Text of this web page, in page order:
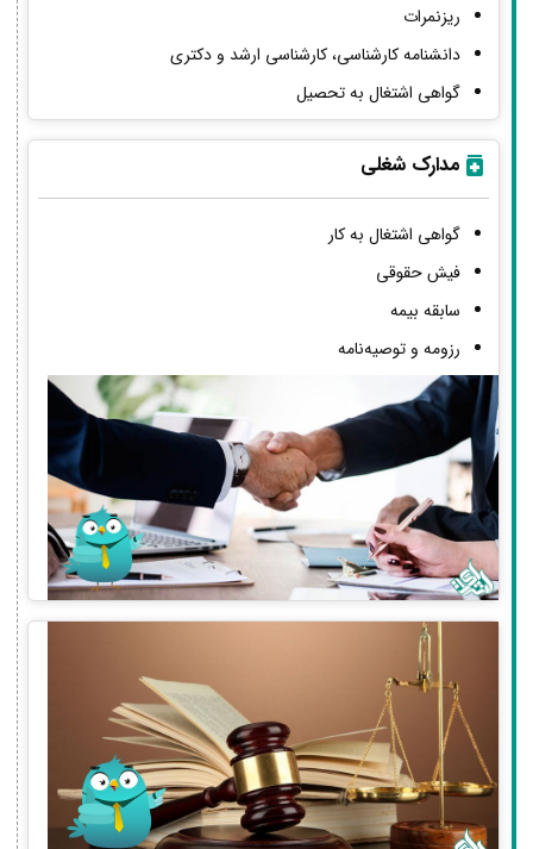
ریزنمرات
دانشنامه کارشناسی، کارشناسی ارشد و دکتری
گواهی اشتغال به تحصیل
مدارک شغلی
گواهی اشتغال به کار
فیش حقوقی
سابقه بیمه
رزومه و توصیه‌نامه